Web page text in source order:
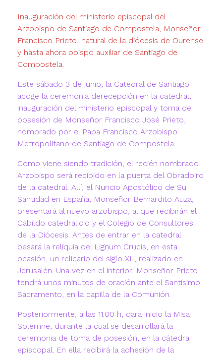
Inauguración del ministerio episcopal del
Arzobispo de Santiago de Compostela, Monseñor
Francisco Prieto, natural de la diócesis de Ourense
y hasta ahora obispo auxiliar de Santiago de
Compostela.
Este sábado 3 de junio, la Catedral de Santiago
acoge la ceremonia derecepción en la catedral,
inauguración del ministerio episcopal y toma de
posesión de Monseñor Francisco José Prieto,
nombrado por el Papa Francisco Arzobispo
Metropolitano de Santiago de Compostela.
Como viene siendo tradición, el recién nombrado
Arzobispo será recibido en la puerta del Obradoiro
de la catedral. Allí, el Nuncio Apostólico de Su
Santidad en España, Monseñor Bernardito Auza,
presentará al nuevo arzobispo, al que recibirán el
Cabildo catedralicio y el Colegio de Consultores
de la Diócesis. Antes de entrar en la catedral
besará la reliquia del Lignum Crucis, en esta
ocasión, un relicario del siglo XII, realizado en
Jerusalén. Una vez en el interior, Monseñor Prieto
tendrá unos minutos de oración ante el Santísimo
Sacramento, en la capilla de la Comunión.
Posteriormente, a las 11:00 h, dará inicio la Misa
Solemne, durante la cual se desarrollará la
ceremonia de toma de posesión, en la cátedra
episcopal. En ella recibirá la adhesión de la